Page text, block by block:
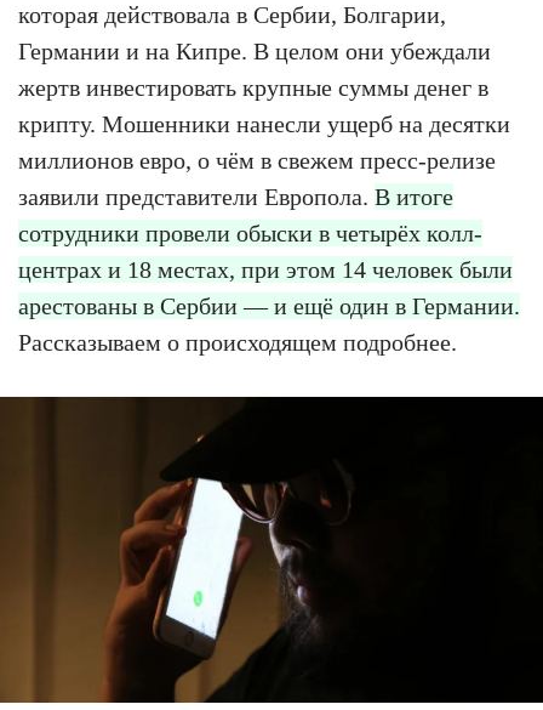
которая действовала в Сербии, Болгарии,
Германии и на Кипре. В целом они убеждали
жертв инвестировать крупные суммы денег в
крипту. Мошенники нанесли ущерб на десятки
миллионов евро, о чём в свежем пресс-релизе
заявили представители Европола. В итоге
сотрудники провели обыски в четырёх колл-
центрах и 18 местах, при этом 14 человек были
арестованы в Сербии — и ещё один в Германии.
Рассказываем о происходящем подробнее.